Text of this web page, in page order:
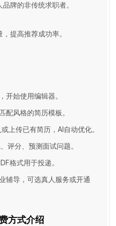
牌的非传统求职者。
提高推荐成功率。
开始使用编辑器。
配风格的简历模板。
上传已有简历，AI自动优化。
评分、预测面试问题。
格式用于投递。
辅导，可选真人服务或开通
方式介绍